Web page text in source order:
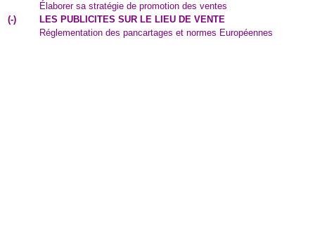
Élaborer sa stratégie de promotion des ventes
(-)
LES PUBLICITES SUR LE LIEU DE VENTE
Réglementation des pancartages et normes Européennes